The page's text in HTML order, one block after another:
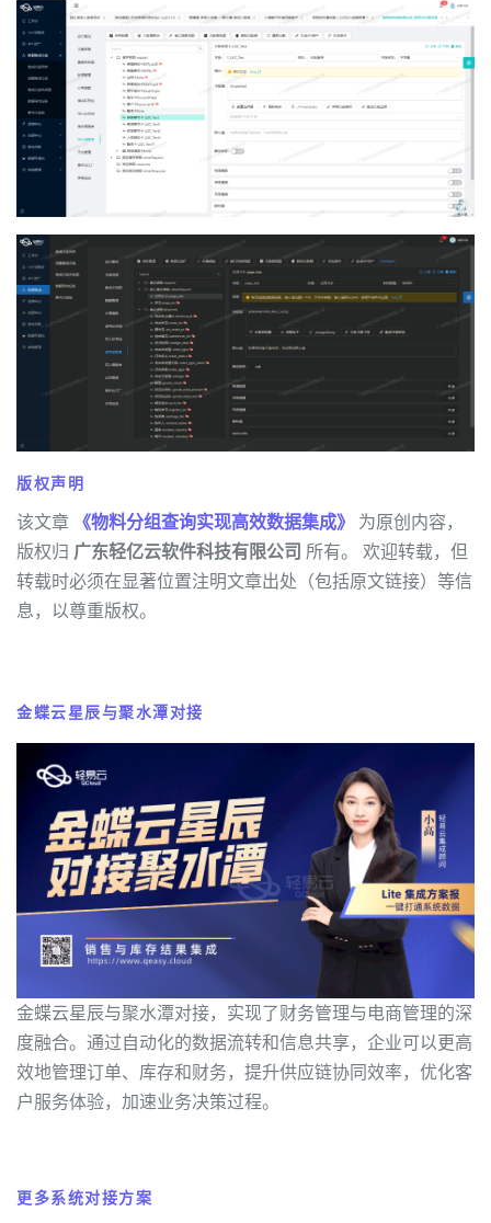
版权声明
该文章 《物料分组查询实现高效数据集成》 为原创内容，
版权归 广东轻亿云软件科技有限公司 所有。 欢迎转载，但
转载时必须在显著位置注明文章出处（包括原文链接）等信
息，以尊重版权。
金蝶云星辰与聚水潭对接
金蝶云星辰与聚水潭对接，实现了财务管理与电商管理的深
度融合。通过自动化的数据流转和信息共享，企业可以更高
效地管理订单、库存和财务，提升供应链协同效率，优化客
户服务体验，加速业务决策过程。
更多系统对接方案